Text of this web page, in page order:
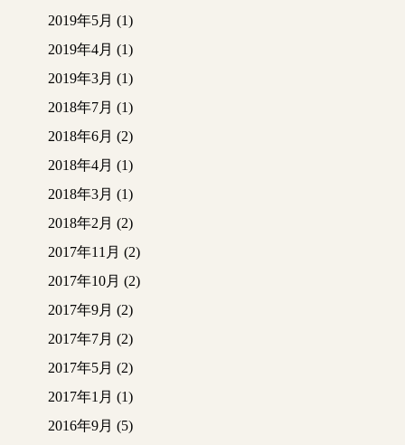
2019年5月 (1)
2019年4月 (1)
2019年3月 (1)
2018年7月 (1)
2018年6月 (2)
2018年4月 (1)
2018年3月 (1)
2018年2月 (2)
2017年11月 (2)
2017年10月 (2)
2017年9月 (2)
2017年7月 (2)
2017年5月 (2)
2017年1月 (1)
2016年9月 (5)